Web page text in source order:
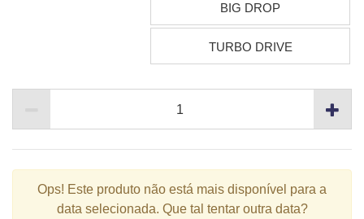
BIG DROP
TURBO DRIVE
Ops! Este produto não está mais disponível para a
data selecionada. Que tal tentar outra data?